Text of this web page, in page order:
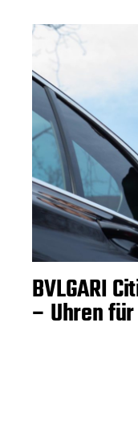
BVLGARI
– Uhren